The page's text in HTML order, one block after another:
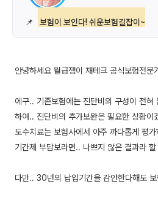
📌 보험이 보인다! 쉬운보험길잡이~
안녕하세요 월급쟁이 재테크 공식보험전
에구.. 기존보험에는 진단비의 구성이 전혀
하여.. 진단비의 추가보완은 필요한 상황이
도수치료는 보험사에서 아주 까다롭게 평
기간제 부담보라면.. 나쁘지 않은 결과라
다만.. 30년의 납입기간을 감안한다해도